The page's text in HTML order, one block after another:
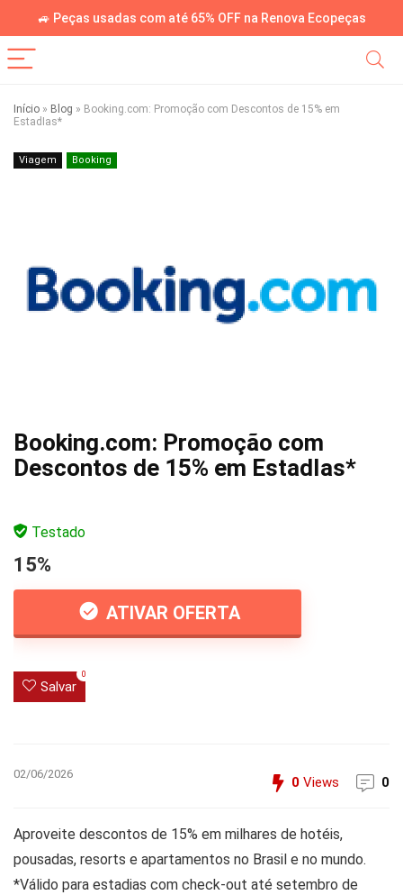
🚙 Peças usadas com até 65% OFF na Renova Ecopeças
Início » Blog » Booking.com: Promoção com Descontos de 15% em
EstadIas*
Viagem Booking
Booking.com: Promoção com
Descontos de 15% em EstadIas*
Testado
15%
ATIVAR OFERTA
Salvar
0
02/06/2026
0 Views 0
Aproveite descontos de 15% em milhares de hotéis,
pousadas, resorts e apartamentos no Brasil e no mundo.
*Válido para estadias com check-out até setembro de